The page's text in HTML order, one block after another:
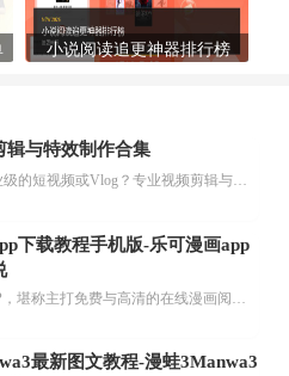
小说阅读追更神器排行榜
辑与特效制作合集
下载教程手机版-乐可漫画app
乐可漫画APP，堪称主打免费与高清的在线漫画阅读神器。其官方版提供海量完整版漫画资源，无论是国内漫画，还是日漫、韩漫、台漫、美漫等国外漫画，应有尽有，随时供你阅读。只需轻点一下，便能直接进入阅读界面。不仅如此，乐可漫画最新版本更新速度极快，在这里，你总能抢先看到全网一手漫画章节内容！...
最新图文教程-漫蛙3Manwa3